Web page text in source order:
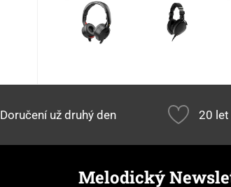
Doručení už druhý den 20
Melodický